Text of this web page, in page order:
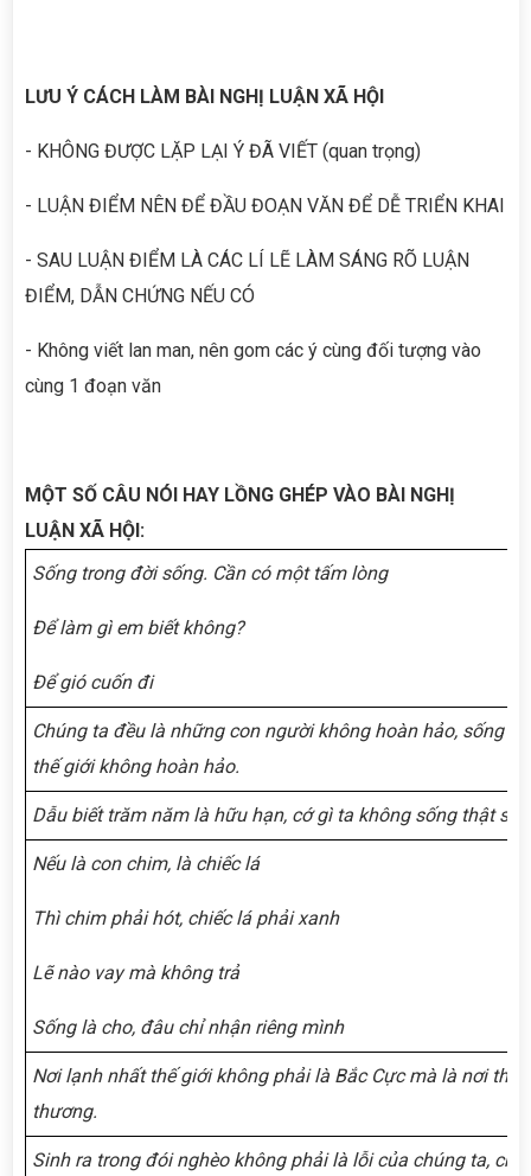
LƯU Ý CÁCH LÀM BÀI NGHỊ LUẬN XÃ HỘI
- KHÔNG ĐƯỢC LẶP LẠI Ý ĐÃ VIẾT (quan trọng)
- LUẬN ĐIỂM NÊN ĐỂ ĐẦU ĐOẠN VĂN ĐỂ DỄ TRIỂN KHAI
- SAU LUẬN ĐIỂM LÀ CÁC LÍ LẼ LÀM SÁNG RÕ LUẬN
ĐIỂM, DẪN CHỨNG NẾU CÓ
- Không viết lan man, nên gom các ý cùng đối tượng vào
cùng 1 đoạn văn
MỘT SỐ CÂU NÓI HAY LỒNG GHÉP VÀO BÀI NGHỊ
LUẬN XÃ HỘI:
Sống trong đời sống. Cần có một tấm lòng
Để làm gì em biết không?
Để gió cuốn đi
Chúng ta đều là những con người không hoàn hảo, sống
thế giới không hoàn hảo.
Dẫu biết trăm năm là hữu hạn, cớ gì ta không sống thật
Nếu là con chim, là chiếc lá
Thì chim phải hót, chiếc lá phải xanh
Lẽ nào vay mà không trả
Sống là cho, đâu chỉ nhận riêng mình
Nơi lạnh nhất thế giới không phải là Bắc Cực mà là nơi
thương.
Sinh ra trong đói nghèo không phải là lỗi của chúng ta,